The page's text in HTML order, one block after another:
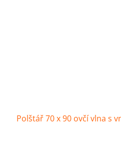
Polštář 70 x 90 ovčí vlna s